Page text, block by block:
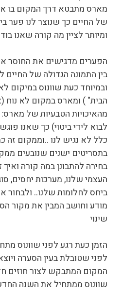
מארס מתבטא דרך המקום בו
של החיים כך שנוצר לנו פער בין
ומיותר לציין מה קורה שאנו
הפערים מדגישים את החוסר
בין התמונה הגדולה של החיים
ובמיוחד כעת שוונוס במיקום
הבית" ) ומארס במקום לא נוח
מהאיכויות הטבעיות של
לבוא לידי ביטוי) כך שאנו
כלל לא נגיש לנו ..וממקום זה
בתסריטים ישנים שנובעים
בחירה להתבונן במה קורה
העצמי שלנו, מערכות יחסים,
ביחס לחלומות שלנו.. ולבחור
מודע וחושב המבין את מקור
שינוי
הזמן כעת רגע לפני שוונוס
לפני שטובלת בעין הסערה
המקום המתבקש לצור חוזים
שוונוס ממתחיל את השנה